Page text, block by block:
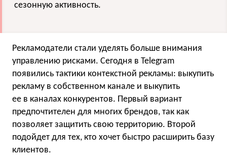
сезонную активность.
Рекламодатели стали уделять больше внимания
управлению рисками. Сегодня в Telegram
появились тактики контекстной рекламы: выкупить
рекламу в собственном канале и выкупить
ее в каналах конкурентов. Первый вариант
предпочтителен для многих брендов, так как
позволяет защитить свою территорию. Второй
подойдет для тех, кто хочет быстро расширить базу
клиентов.